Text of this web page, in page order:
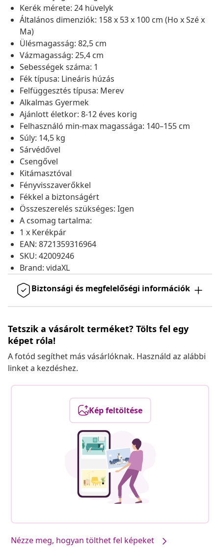
Kerék mérete: 24 hüvelyk
Általános dimenziók: 158 x 53 x 100 cm (Ho x Szé x
Ma)
Ülésmagasság: 82,5 cm
Vázmagasság: 25,4 cm
Sebességek száma: 1
Fék típusa: Lineáris húzás
Felfüggesztés típusa: Merev
Alkalmas Gyermek
Ajánlott életkor: 8-12 éves korig
Felhasználó min-max magassága: 140–155 cm
Súly: 14,5 kg
Sárvédővel
Csengővel
Kitámasztóval
Fényvisszaverőkkel
Fékkel a biztonságért
Összeszerelés szükséges: Igen
A csomag tartalma:
1 x Kerékpár
EAN: 8721359316964
SKU: 42009246
Brand: vidaXL
Biztonsági és megfelelőségi információk
Tetszik a vásárolt terméket? Tölts fel egy
képet róla!
A fotód segíthet más vásárlóknak. Használd az alábbi
linket a kezdéshez.
Kép feltöltése
Termékeink, általad stílusossá téve #sharemevidaxl